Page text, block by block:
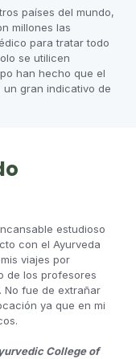
países del mundo,
millones las
para tratar todo
se utilicen
han hecho que el
un gran indicativo de
estudioso
con el Ayurveda
viajes por
de los profesores
No fue de extrañar
ya que en mi
College of